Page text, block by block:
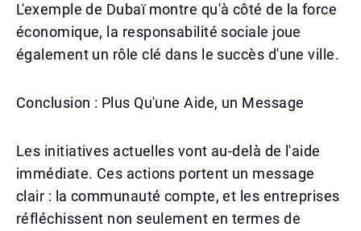
L'exemple de Dubaï montre qu'à côté de la force
économique, la responsabilité sociale joue
également un rôle clé dans le succès d'une ville.
Conclusion : Plus Qu'une Aide, un Message
Les initiatives actuelles vont au-delà de l'aide
immédiate. Ces actions portent un message
clair : la communauté compte, et les entreprises
réfléchissent non seulement en termes de